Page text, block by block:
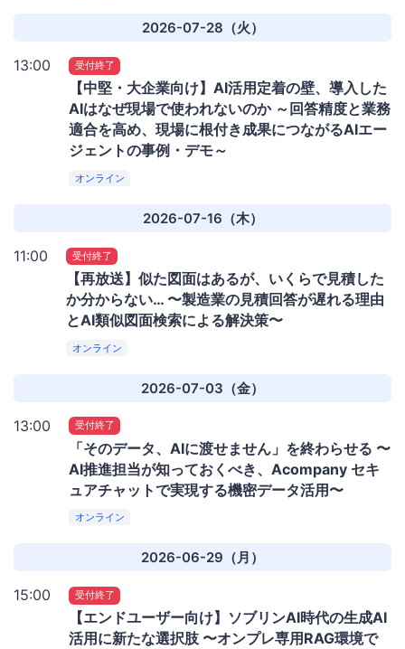
2026-07-28（火）
13:00 受付終了
【中堅・大企業向け】AI活用定着の壁、導入した
AIはなぜ現場で使われないのか ～回答精度と業務
適合を高め、現場に根付き成果につながるAIエー
ジェントの事例・デモ～
オンライン
2026-07-16（木）
11:00 受付終了
【再放送】似た図面はあるが、いくらで見積した
か分からない… 〜製造業の見積回答が遅れる理由
とAI類似図面検索による解決策〜
オンライン
2026-07-03（金）
13:00 受付終了
「そのデータ、AIに渡せません」を終わらせる 〜
AI推進担当が知っておくべき、Acompany セキ
ュアチャットで実現する機密データ活用〜
オンライン
2026-06-29（月）
15:00 受付終了
【エンドユーザー向け】ソブリンAI時代の生成AI
活用に新たな選択肢 〜オンプレ専用RAG環境で